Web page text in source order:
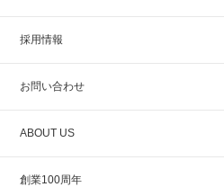
採用情報
お問い合わせ
ABOUT US
創業100周年